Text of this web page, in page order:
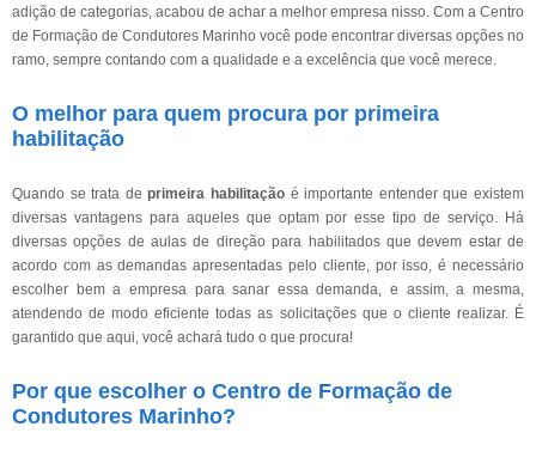
adição de categorias, acabou de achar a melhor empresa nisso. Com a Centro
de Formação de Condutores Marinho você pode encontrar diversas opções no
ramo, sempre contando com a qualidade e a excelência que você merece.
O melhor para quem procura por primeira
habilitação
Quando se trata deprimeira habilitação é importante entender que existem
diversas vantagens para aqueles que optam por esse tipo de serviço. Há
diversas opções de aulas de direção para habilitados que devem estar de
acordo com as demandas apresentadas pelo cliente, por isso, é necessário
escolher bem a empresa para sanar essa demanda, e assim, a mesma,
atendendo de modo eficiente todas as solicitações que o cliente realizar. É
garantido que aqui, você achará tudo o que procura!
Por que escolher o Centro de Formação de
Condutores Marinho?